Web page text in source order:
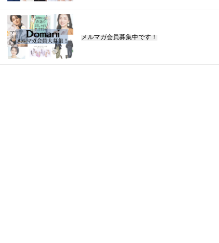
メルマガ会員募集中です！